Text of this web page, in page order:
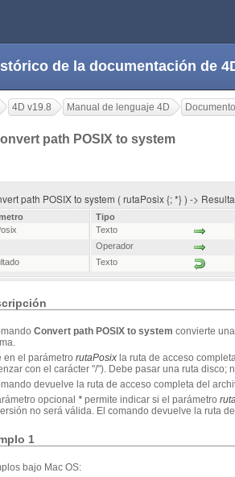
de la documentación de
4D v19.8 Manual de lenguaje 4D
path POSIX to system
path POSIX to system ( rutaPosix {; *} ) ->
Tipo
Texto
Operador
Texto
Convert path POSIX to system convierte
en el parámetro rutaPosix la ruta de acceso
con el carácter "/"). Debe pasar una ruta disco;
devuelve la ruta de acceso completa del
opcional * permite indicar si el parámetro
no será válida. El comando devuelve la ruta
1
bajo Mac OS: